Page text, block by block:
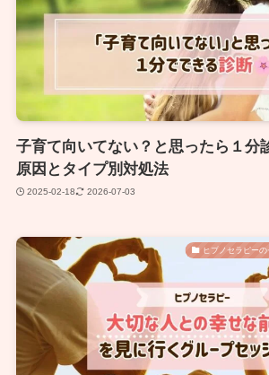
子育て向いてない？と思ったら１分
原因とタイプ別対処法
2025-02-18 2026-07-03
ヒプノセラピー